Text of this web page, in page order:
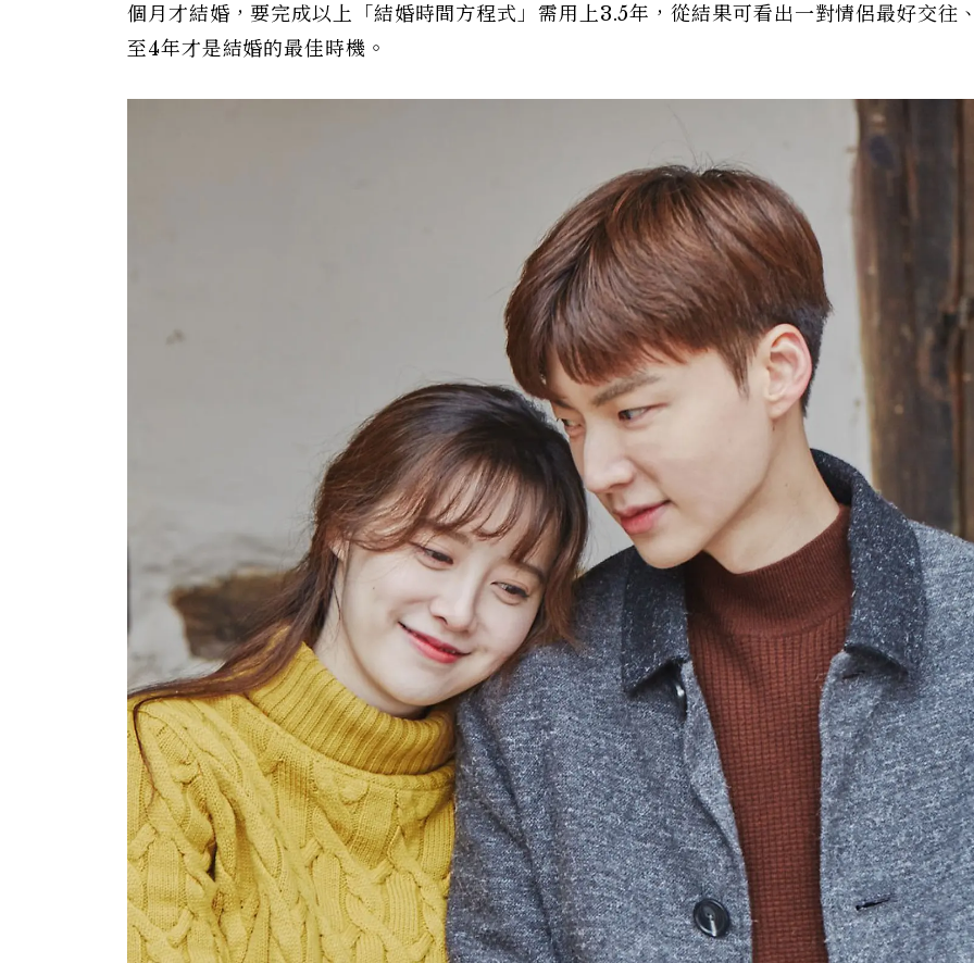
個月才結婚，要完成以上「結婚時間方程式」需用上3.5年，從結果可看出一對情侶最好交往
至4年才是結婚的最佳時機。